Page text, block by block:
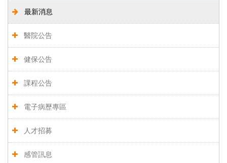
最新消息
醫院公告
健保公告
課程公告
電子病歷專區
人才招募
感管訊息